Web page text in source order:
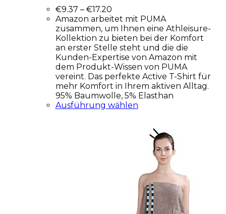
€9.37 – €17.20
Amazon arbeitet mit PUMA
zusammen, um Ihnen eine Athleisure-
Kollektion zu bieten bei der Komfort
an erster Stelle steht und die die
Kunden-Expertise von Amazon mit
dem Produkt-Wissen von PUMA
vereint. Das perfekte Active T-Shirt für
mehr Komfort in Ihrem aktiven Alltag.
95% Baumwolle, 5% Elasthan
Ausführung wählen